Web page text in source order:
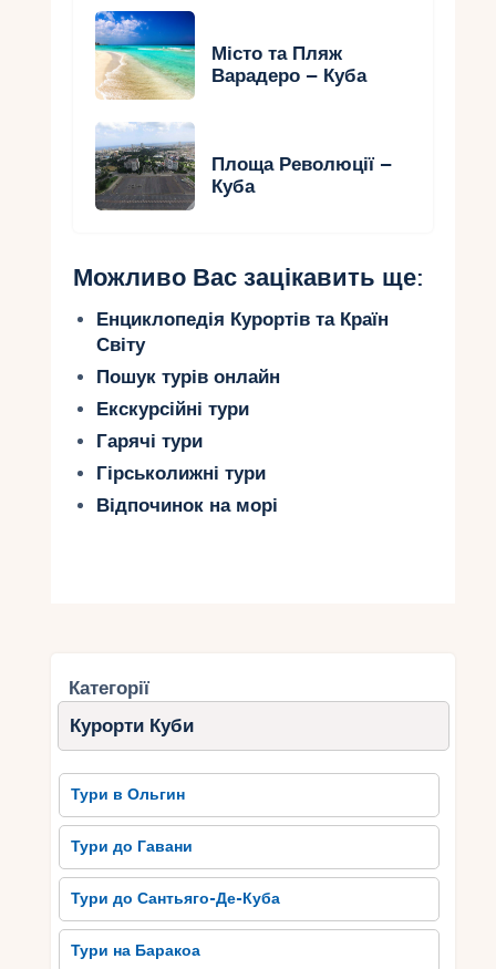
Місто та Пляж
Варадеро – Куба
Площа Революції –
Куба
Можливо Вас зацікавить ще:
Енциклопедія Курортів та Країн
Світу
Пошук турів онлайн
Екскурсійні тури
Гарячі тури
Гірськолижні тури
Відпочинок на морі
Категорії
Курорти Куби
Тури в Ольгин
Тури до Гавани
Тури до Сантьяго-Де-Куба
Тури на Баракоа